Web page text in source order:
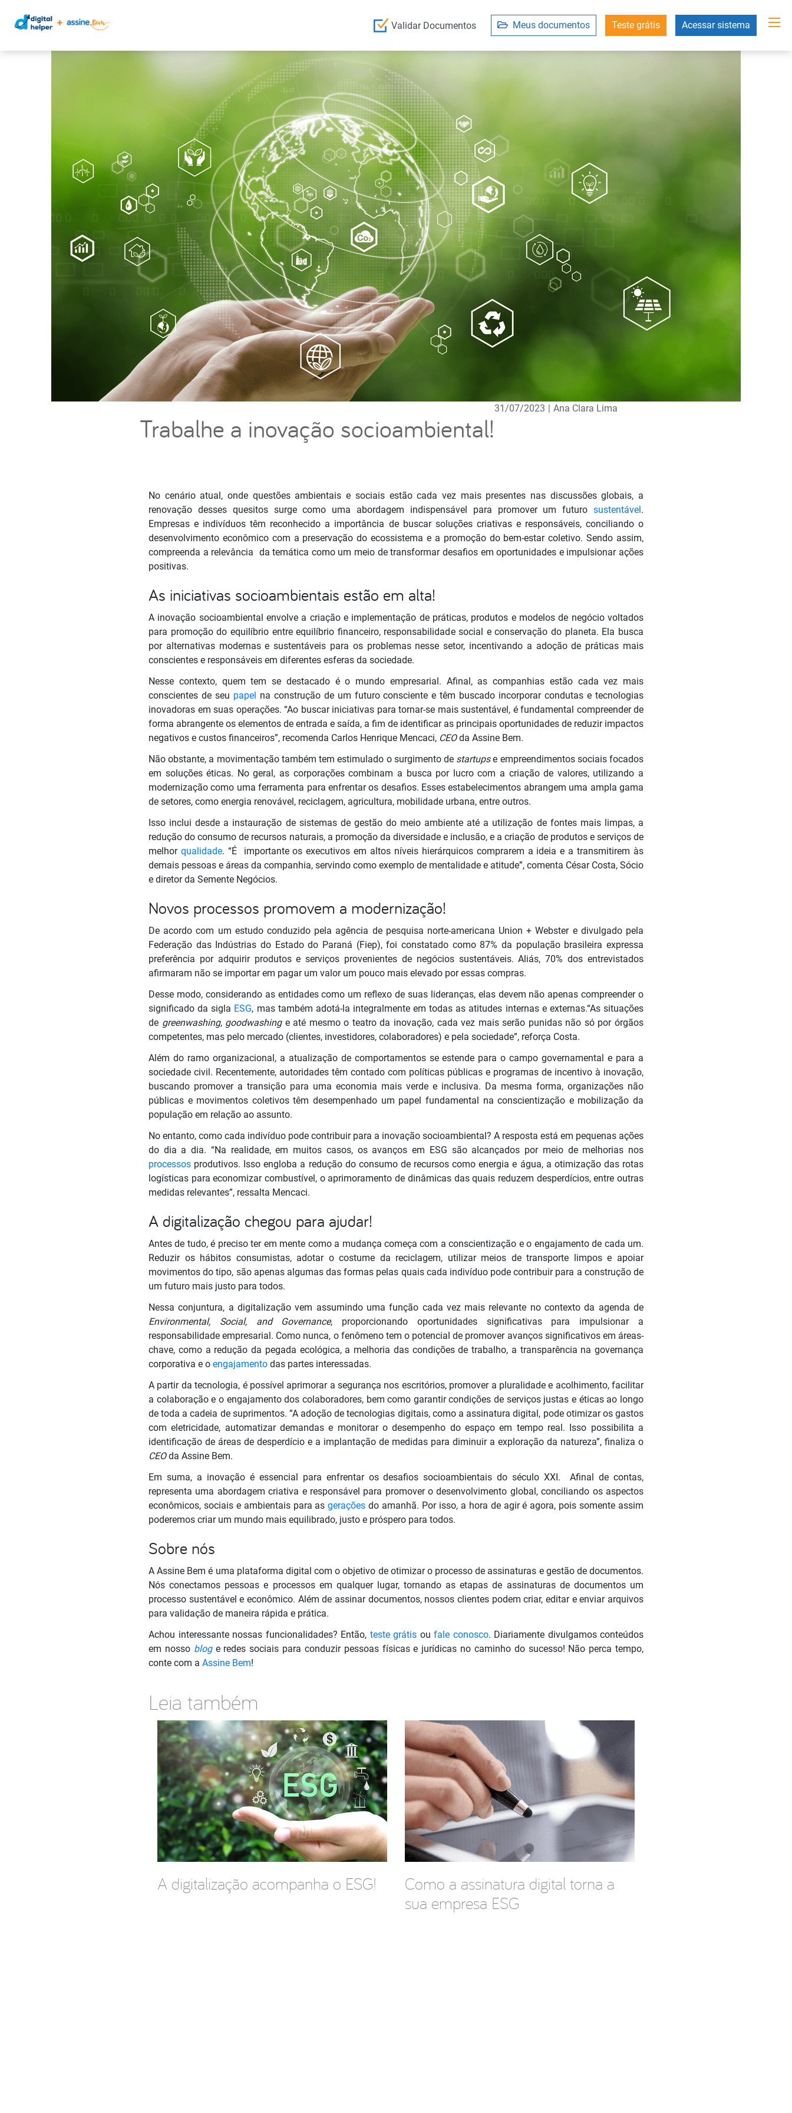
Acessar sistema
Teste grátis
Meus documentos
Validar Documentos
Trabalhe a inovação socioambiental!
31/07/2023 | Ana Clara Lima
No cenário atual, onde questões ambientais e sociais estão cada vez mais presentes nas discussões globais, a
renovação desses quesitos surge como uma abordagem indispensável para promover um futuro sustentável.
Empresas e indivíduos têm reconhecido a importância de buscar soluções criativas e responsáveis, conciliando o
desenvolvimento econômico com a preservação do ecossistema e a promoção do bem-estar coletivo. Sendo assim,
compreenda a relevância da temática como um meio de transformar desafios em oportunidades e impulsionar ações
positivas.
As iniciativas socioambientais estão em alta!
A inovação socioambiental envolve a criação e implementação de práticas, produtos e modelos de negócio voltados
para promoção do equilíbrio entre equilíbrio financeiro, responsabilidade social e conservação do planeta. Ela busca
por alternativas modernas e sustentáveis para os problemas nesse setor, incentivando a adoção de práticas mais
conscientes e responsáveis em diferentes esferas da sociedade.
Nesse contexto, quem tem se destacado é o mundo empresarial. Afinal, as companhias estão cada vez mais
conscientes de seu papel na construção de um futuro consciente e têm buscado incorporar condutas e tecnologias
inovadoras em suas operações. “Ao buscar iniciativas para tornar-se mais sustentável, é fundamental compreender de
forma abrangente os elementos de entrada e saída, a fim de identificar as principais oportunidades de reduzir impactos
negativos e custos financeiros”, recomenda Carlos Henrique Mencaci, CEOda Assine Bem.
Não obstante, a movimentação também tem estimulado o surgimento de startupse empreendimentos sociais focados
em soluções éticas. No geral, as corporações combinam a busca por lucro com a criação de valores, utilizando a
modernização como uma ferramenta para enfrentar os desafios. Esses estabelecimentos abrangem uma ampla gama
de setores, como energia renovável, reciclagem, agricultura, mobilidade urbana, entre outros.
Isso inclui desde a instauração de sistemas de gestão do meio ambiente até a utilização de fontes mais limpas, a
redução do consumo de recursos naturais, a promoção da diversidade e inclusão, e a criação de produtos e serviços de
melhor qualidade. “É importante os executivos em altos níveis hierárquicos comprarem a ideia e a transmitirem às
demais pessoas e áreas da companhia, servindo como exemplo de mentalidade e atitude”, comenta César Costa, Sócio
e diretor da Semente Negócios.
Novos processos promovem a modernização!
De acordo com um estudo conduzido pela agência de pesquisa norte-americana Union + Webster e divulgado pela
Federação das Indústrias do Estado do Paraná (Fiep), foi constatado como 87% da população brasileira expressa
preferência por adquirir produtos e serviços provenientes de negócios sustentáveis. Aliás, 70% dos entrevistados
afirmaram não se importar em pagar um valor um pouco mais elevado por essas compras.
Desse modo, considerando as entidades como um reflexo de suas lideranças, elas devem não apenas compreender o
significado da sigla ESG, mas também adotá-la integralmente em todas as atitudes internas e externas.“As situações
de greenwashing, goodwashing e até mesmo o teatro da inovação, cada vez mais serão punidas não só por órgãos
competentes, mas pelo mercado (clientes, investidores, colaboradores) e pela sociedade”, reforça Costa.
Além do ramo organizacional, a atualização de comportamentos se estende para o campogovernamentale para a
sociedade civil. Recentemente, autoridades têm contado com políticas públicas e programas de incentivo à inovação,
buscando promover a transição para uma economia mais verde e inclusiva. Da mesma forma, organizações não
públicas e movimentos coletivos têm desempenhado um papel fundamental na conscientização e mobilização da
população em relação ao assunto.
No entanto, como cada indivíduo pode contribuir para a inovação socioambiental? A resposta está em pequenas ações
do dia a dia. “Na realidade, em muitos casos, os avanços em ESG são alcançados por meio de melhorias nos
processos produtivos. Isso engloba a redução do consumo de recursos como energia e água, a otimização das rotas
logísticas para economizar combustível, o aprimoramento de dinâmicas das quais reduzem desperdícios, entre outras
medidas relevantes”, ressalta Mencaci.
A digitalização chegou para ajudar!
Antes de tudo, é preciso ter em mente como a mudança começa com a conscientização e o engajamento de cada um.
Reduzir os hábitos consumistas, adotar o costume da reciclagem, utilizar meios de transporte limpos e apoiar
movimentos do tipo, são apenas algumas das formas pelas quais cada indivíduo pode contribuir para a construção de
um futuro mais justo para todos.
Nessa conjuntura, a digitalização vem assumindo uma função cada vez mais relevante no contexto da agenda de
Environmental, Social, and Governance, proporcionando oportunidades significativas para impulsionar a
responsabilidade empresarial. Como nunca, o fenômeno tem o potencial de promover avanços significativos em áreas-
chave, como a redução da pegada ecológica, a melhoria das condições de trabalho, a transparência na governança
corporativa e o engajamento das partes interessadas.
A partir da tecnologia, é possível aprimorar a segurança nos escritórios, promover a pluralidade e acolhimento, facilitar
a colaboração e o engajamento dos colaboradores, bem como garantir condições de serviços justas e éticas ao longo
de toda a cadeia de suprimentos. ”A adoção de tecnologias digitais, como a assinatura digital, pode otimizar os gastos
com eletricidade, automatizar demandas e monitorar o desempenho do espaço em tempo real. Isso possibilita a
identificação de áreas de desperdício e a implantação de medidas para diminuir a exploração da natureza”, finaliza o
CEOda Assine Bem.
Em suma, a inovação é essencial para enfrentar os desafios socioambientais do século XXI. Afinal de contas,
representa uma abordagem criativa e responsável para promover o desenvolvimento global, conciliando os aspectos
econômicos, sociais e ambientais para asgerações do amanhã. Por isso, a hora de agir é agora, pois somente assim
poderemos criar um mundo mais equilibrado, justo e próspero para todos.
Sobre nós
A Assine Bem é uma plataforma digital com o objetivo de otimizar o processo de assinaturas e gestão de documentos.
Nós conectamos pessoas e processos em qualquer lugar, tornando as etapas de assinaturas de documentos um
processo sustentável e econômico. Além de assinar documentos, nossos clientes podem criar, editar e enviar arquivos
para validação de maneira rápida e prática.
Achou interessante nossas funcionalidades? Então, teste grátis ou fale conosco. Diariamente divulgamos conteúdos
em nosso bloge redes sociais para conduzir pessoas físicas e jurídicas no caminho do sucesso! Não perca tempo,
conte com a Assine Bem!
Leia também
A digitalização acompanha o ESG!
Como a assinatura digital torna a
sua empresa ESG